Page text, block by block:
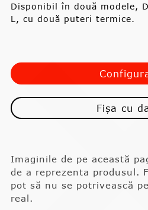
Disponibil în două modele,
L, cu două puteri termice.
Fișa cu
Imaginile de pe această
de a reprezenta produsul.
pot să nu se potrivească
real.